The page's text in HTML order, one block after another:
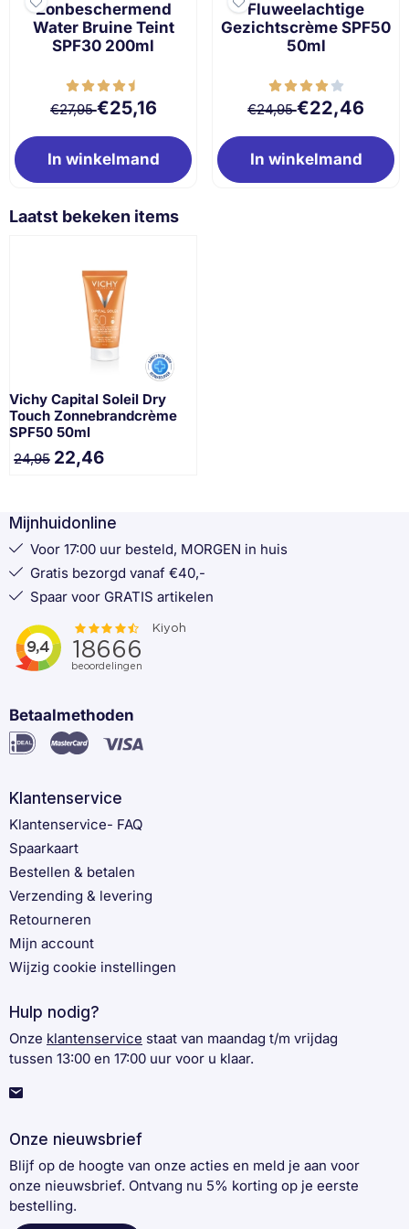
Zonbeschermend
Water Bruine Teint
SPF30 200ml
Van 27,95 voor 25,16
€27,95€25,16
In winkelmand
Fluweelachtige
Gezichtscrème SPF50
50ml
Van 24,95 voor
€24,95€22,46
In winkelmand
Laatst bekeken items
Vichy Capital Soleil Dry
Touch Zonnebrandcrème
SPF50 50ml
24,95 22,46
Mijnhuidonline
Voor 17:00 uur besteld, MORGEN in huis
Gratis bezorgd vanaf €40,-
Spaar voor GRATIS artikelen
Betaalmethoden
Klantenservice
Klantenservice- FAQ
Spaarkaart
Bestellen & betalen
Verzending & levering
Retourneren
Mijn account
Wijzig cookie instellingen
Hulp nodig?
Onze klantenservice staat van maandag t/m vrijdag
tussen 13:00 en 17:00 uur voor u klaar.
Onze nieuwsbrief
Blijf op de hoogte van onze acties en meld je aan voor
onze nieuwsbrief. Ontvang nu 5% korting op je eerste
bestelling.